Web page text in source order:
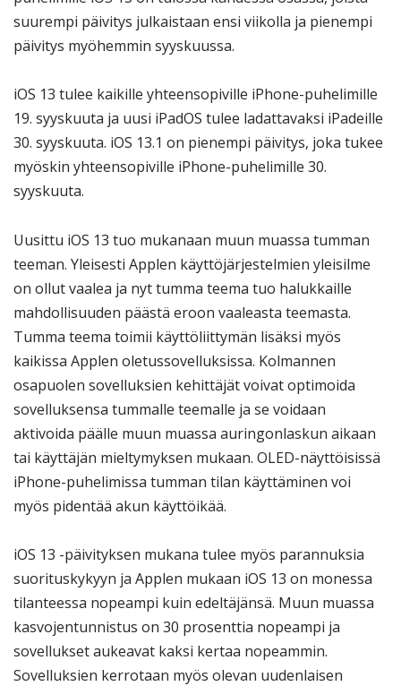
suurempi päivitys julkaistaan ensi viikolla ja pienempi
päivitys myöhemmin syyskuussa.
iOS 13 tulee kaikille yhteensopiville iPhone-puhelimille
19. syyskuuta ja uusi iPadOS tulee ladattavaksi iPadeille
30. syyskuuta. iOS 13.1 on pienempi päivitys, joka tukee
myöskin yhteensopiville iPhone-puhelimille 30.
syyskuuta.
Uusittu iOS 13 tuo mukanaan muun muassa tumman
teeman. Yleisesti Applen käyttöjärjestelmien yleisilme
on ollut vaalea ja nyt tumma teema tuo halukkaille
mahdollisuuden päästä eroon vaaleasta teemasta.
Tumma teema toimii käyttöliittymän lisäksi myös
kaikissa Applen oletussovelluksissa. Kolmannen
osapuolen sovelluksien kehittäjät voivat optimoida
sovelluksensa tummalle teemalle ja se voidaan
aktivoida päälle muun muassa auringonlaskun aikaan
tai käyttäjän mieltymyksen mukaan. OLED-näyttöisissä
iPhone-puhelimissa tumman tilan käyttäminen voi
myös pidentää akun käyttöikää.
iOS 13 -päivityksen mukana tulee myös parannuksia
suorituskykyyn ja Applen mukaan iOS 13 on monessa
tilanteessa nopeampi kuin edeltäjänsä. Muun muassa
kasvojentunnistus on 30 prosenttia nopeampi ja
sovellukset aukeavat kaksi kertaa nopeammin.
Sovelluksien kerrotaan myös olevan uudenlaisen